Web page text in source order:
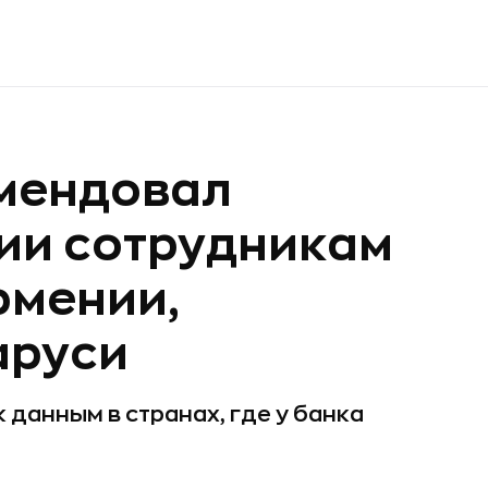
сотрудникам
данным в странах, где у банка